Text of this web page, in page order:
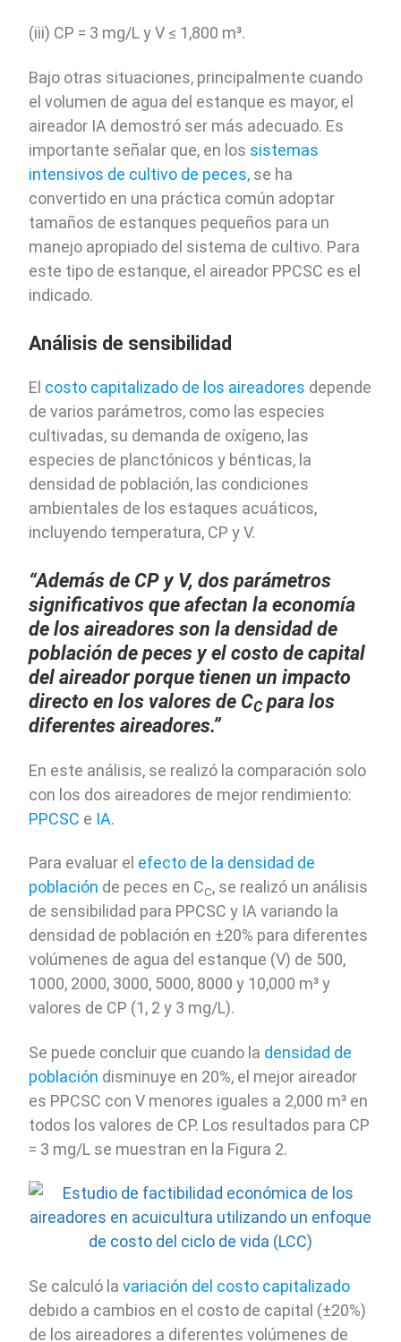
(iii) CP = 3 mg/L y V ≤ 1,800 m³.
Bajo otras situaciones, principalmente cuando
el volumen de agua del estanque es mayor, el
aireador IA demostró ser más adecuado. Es
importante señalar que, en los sistemas
intensivos de cultivo de peces, se ha
convertido en una práctica común adoptar
tamaños de estanques pequeños para un
manejo apropiado del sistema de cultivo. Para
este tipo de estanque, el aireador PPCSC es el
indicado.
Análisis de sensibilidad
El costo capitalizado de los aireadores depende
de varios parámetros, como las especies
cultivadas, su demanda de oxígeno, las
especies de planctónicos y bénticas, la
densidad de población, las condiciones
ambientales de los estaques acuáticos,
incluyendo temperatura, CP y V.
“Además de CP y V, dos parámetros
significativos que afectan la economía
de los aireadores son la densidad de
población de peces y el costo de capital
del aireador porque tienen un impacto
directo en los valores de CCpara los
diferentes aireadores.”
En este análisis, se realizó la comparación solo
con los dos aireadores de mejor rendimiento:
PPCSC e IA.
Para evaluar el efecto de la densidad de
población de peces en CC, se realizó un análisis
de sensibilidad para PPCSC y IA variando la
densidad de población en ±20% para diferentes
volúmenes de agua del estanque (V) de 500,
1000, 2000, 3000, 5000, 8000 y 10,000 m³ y
valores de CP (1, 2 y 3 mg/L).
Se puede concluir que cuando la densidad de
población disminuye en 20%, el mejor aireador
es PPCSC con V menores iguales a 2,000 m³ en
todos los valores de CP. Los resultados para CP
= 3 mg/L se muestran en la Figura 2.
Se calculó lavariación del costo capitalizado
debido a cambios en el costo de capital (±20%)
de los aireadores a diferentes volúmenes de